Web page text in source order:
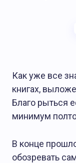
Как уже все
книгах,
Благо рыться
минимум
В конце
обозревать